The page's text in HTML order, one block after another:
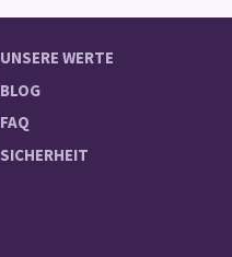
UNSERE WERTE
BLOG
FAQ
SICHERHEIT